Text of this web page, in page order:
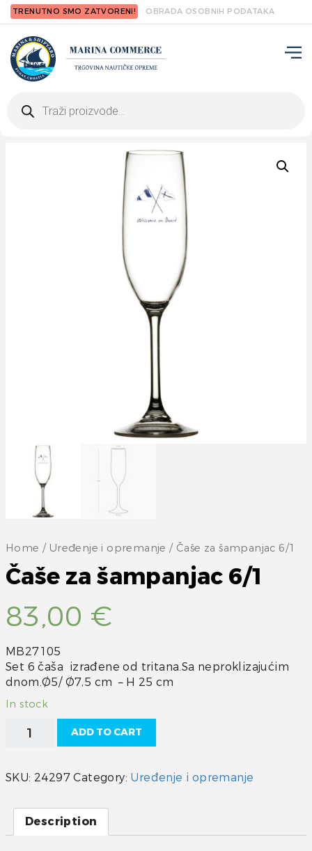
TRENUTNO SMO ZATVORENI! OBRADA OSOBNIH PODATAKA
search
Home / Uređenje i opremanje / Čaše za šampanjac 6/1
Čaše za šampanjac 6/1
83,00 €
MB27105
Set 6 čaša izrađene od tritana.Sa neproklizajućim
dnom.Ø5/ Ø7,5 cm – H 25 cm
In stock
Čaše
6/1
quantity
ADD TO CART
SKU: 24297 Category: Uređenje i opremanje
Description